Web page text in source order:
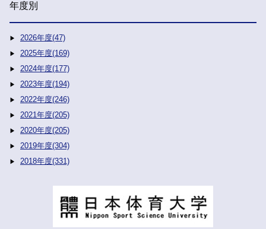
年度別
2026年度(47)
2025年度(169)
2024年度(177)
2023年度(194)
2022年度(246)
2021年度(205)
2020年度(205)
2019年度(304)
2018年度(331)